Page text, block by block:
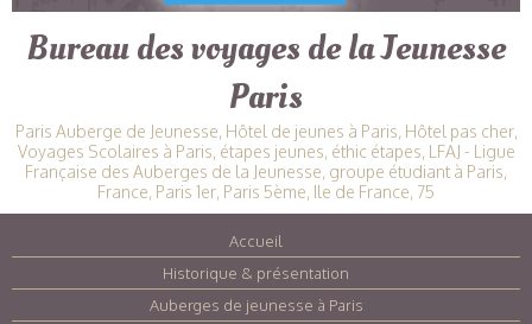
Bureau des voyages de la Jeunesse
Paris
Paris Auberge de Jeunesse, Hôtel de jeunes à Paris, Hôtel pas cher,
Voyages Scolaires à Paris, étapes jeunes, éthic étapes, LFAJ - Ligue
Française des Auberges de la Jeunesse, groupe étudiant à Paris,
France, Paris 1er, Paris 5ème, Ile de France, 75
Accueil
Historique & présentation
Auberges de jeunesse à Paris